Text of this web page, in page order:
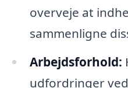
overveje at
sammenligne
Arbejdsforhold:
udfordringer